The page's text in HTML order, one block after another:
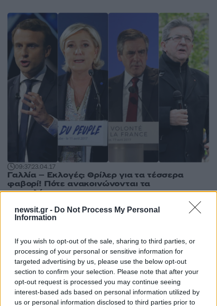
newsit.gr - Do Not Process My Personal
Information
If you wish to opt-out of the sale, sharing to third parties, or
processing of your personal or sensitive information for
targeted advertising by us, please use the below opt-out
section to confirm your selection. Please note that after your
opt-out request is processed you may continue seeing
interest-based ads based on personal information utilized by
us or personal information disclosed to third parties prior to
09:3723.04.17
Γαλλία – Εκλογές: Θρίλερ για τα τέσσερα
φαβορί! Πότε ανακοινώνονται τα
αποτελέσματα